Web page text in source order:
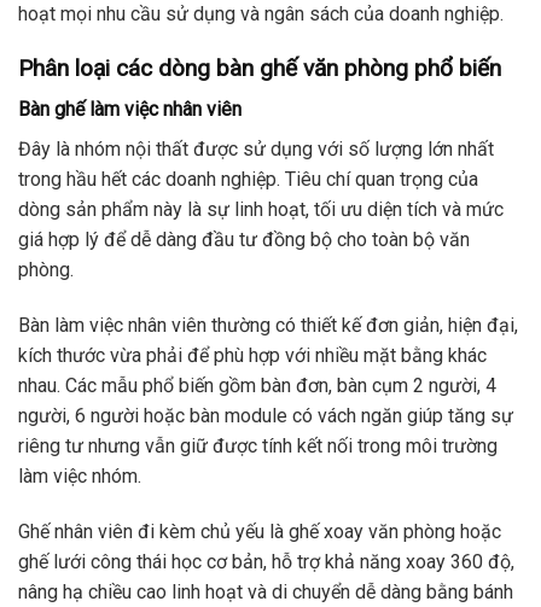
hoạt mọi nhu cầu sử dụng và ngân sách của doanh nghiệp.
Phân loại các dòng bàn ghế văn phòng phổ biến
Bàn ghế làm việc nhân viên
Đây là nhóm nội thất được sử dụng với số lượng lớn nhất
trong hầu hết các doanh nghiệp. Tiêu chí quan trọng của
dòng sản phẩm này là sự linh hoạt, tối ưu diện tích và mức
giá hợp lý để dễ dàng đầu tư đồng bộ cho toàn bộ văn
phòng.
Bàn làm việc nhân viên thường có thiết kế đơn giản, hiện đại,
kích thước vừa phải để phù hợp với nhiều mặt bằng khác
nhau. Các mẫu phổ biến gồm bàn đơn, bàn cụm 2 người, 4
người, 6 người hoặc bàn module có vách ngăn giúp tăng sự
riêng tư nhưng vẫn giữ được tính kết nối trong môi trường
làm việc nhóm.
Ghế nhân viên đi kèm chủ yếu là ghế xoay văn phòng hoặc
ghế lưới công thái học cơ bản, hỗ trợ khả năng xoay 360 độ,
nâng hạ chiều cao linh hoạt và di chuyển dễ dàng bằng bánh